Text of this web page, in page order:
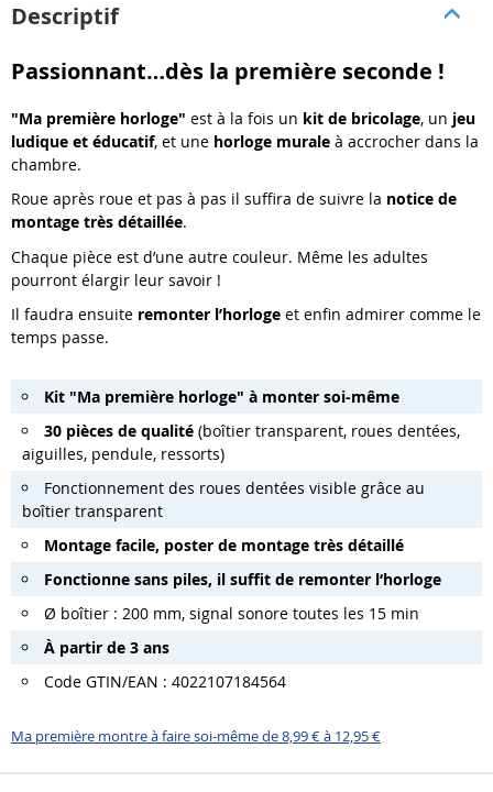
Descriptif
Passionnant…dès la première seconde !
"Ma première horloge" est à la fois un kit de bricolage, un jeu
ludique et éducatif, et une horloge murale à accrocher dans la
chambre.
Roue après roue et pas à pas il suffira de suivre la notice de
montage très détaillée.
Chaque pièce est d’une autre couleur. Même les adultes
pourront élargir leur savoir !
Il faudra ensuite remonter l’horloge et enfin admirer comme le
temps passe.
Kit "Ma première horloge" à monter soi-même
30 pièces de qualité (boîtier transparent, roues dentées,
aiguilles, pendule, ressorts)
Fonctionnement des roues dentées visible grâce au
boîtier transparent
Montage facile, poster de montage très détaillé
Fonctionne sans piles, il suffit de remonter l‘horloge
Ø boîtier : 200 mm, signal sonore toutes les 15 min
À partir de 3 ans
Code GTIN/EAN : 4022107184564
Ma première montre à faire soi-même de 8,99 € à 12,95 €